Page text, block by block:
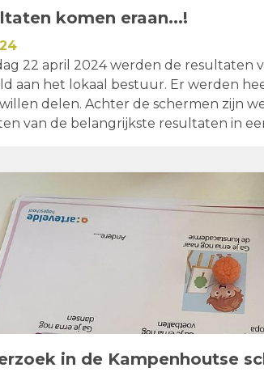
komen eraan...!
22 april 2024 werden de resultaten
aan het lokaal bestuur. Er werden
delen. Achter de schermen zijn
van de belangrijkste resultaten in
in de Kampenhoutse